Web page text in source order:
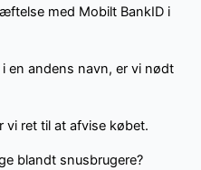
med Mobilt BankID i
en andens navn, er vi nødt
vi ret til at afvise købet.
blandt snusbrugere?